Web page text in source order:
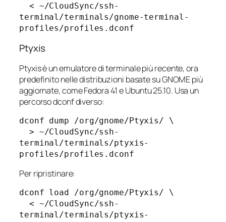
terminal/terminals/gnome-terminal-
Ptyxis
Ptyxis è un emulatore di terminale più recente, ora
predefinito nelle distribuzioni basate su GNOME più
aggiornate, come Fedora 41 e Ubuntu 25.10. Usa un
percorso dconf diverso:
dconf dump /org/gnome/Ptyxis/ \
terminal/terminals/ptyxis-
Per ripristinare:
dconf load /org/gnome/Ptyxis/ \
terminal/terminals/ptyxis-